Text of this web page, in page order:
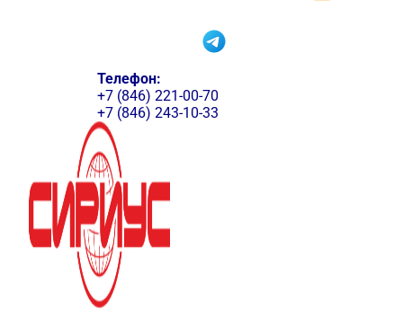
Телефон:
+7 (846) 221-00-70
+7 (846) 243-10-33